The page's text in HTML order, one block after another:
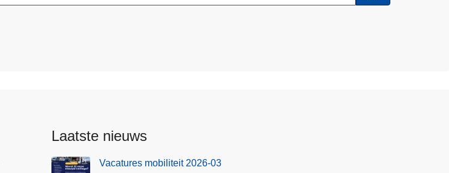
Laatste nieuws
Vacatures mobiliteit 2026-03